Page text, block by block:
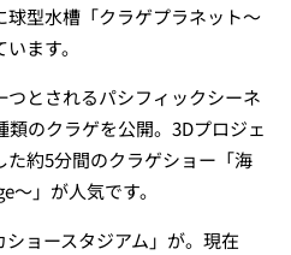
型水槽「クラゲプラネット～
ます。
とされるパシフィックシーネ
のクラゲを公開。3Dプロジェ
約5分間のクラゲショー「海
」が人気です。
ョースタジアム」が。現在